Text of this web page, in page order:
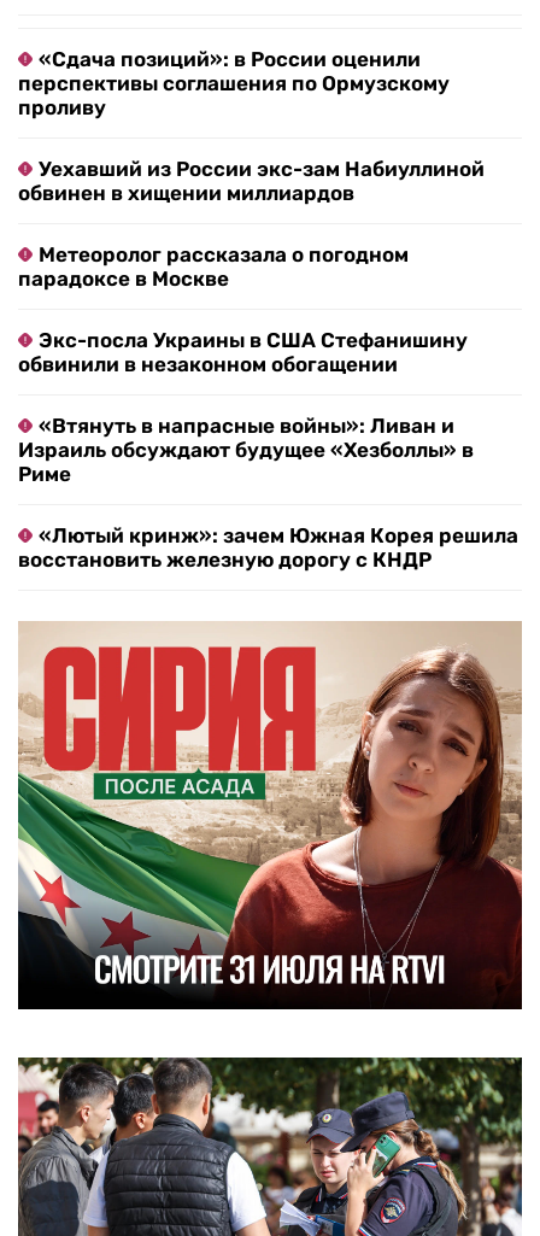
«Сдача позиций»: в России оценили
перспективы соглашения по Ормузскому
проливу
Уехавший из России экс-зам Набиуллиной
обвинен в хищении миллиардов
Метеоролог рассказала о погодном
парадоксе в Москве
Экс-посла Украины в США Стефанишину
обвинили в незаконном обогащении
«Втянуть в напрасные войны»: Ливан и
Израиль обсуждают будущее «Хезболлы» в
Риме
«Лютый кринж»: зачем Южная Корея решила
восстановить железную дорогу с КНДР